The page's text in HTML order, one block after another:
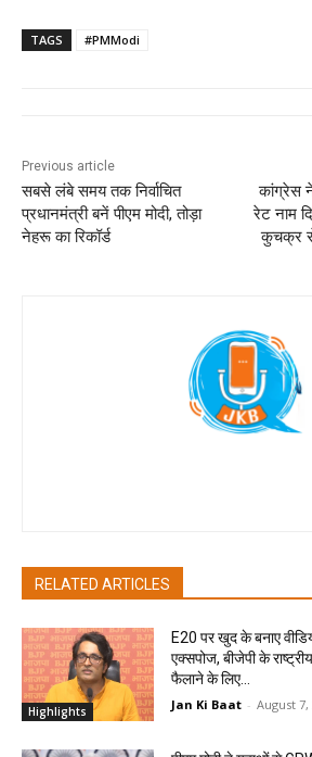
TAGS #PMModi
Previous article
सबसे लंबे समय तक निर्वाचित
प्रधानमंत्री बनें पीएम मोदी, तोड़ा
नेहरू का रिकॉर्ड
कांग्रेस
रेट नाम
कुचक्र से
RELATED ARTICLES
Highlights
E20 पर खुद के बनाए
एक्सपोज, बीजेपी के
फैलाने के लिए...
Jan Ki Baat - August 7,